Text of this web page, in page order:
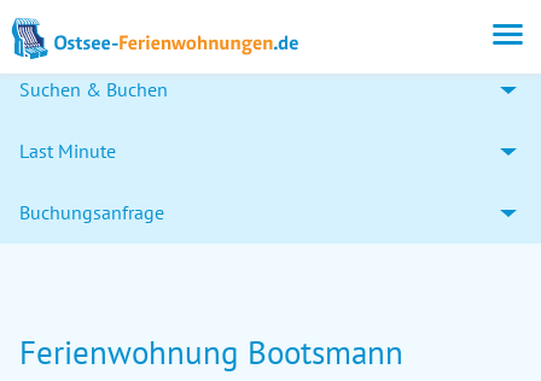
Suchen & Buchen
Last Minute
Buchungsanfrage
Ferienwohnung Bootsmann